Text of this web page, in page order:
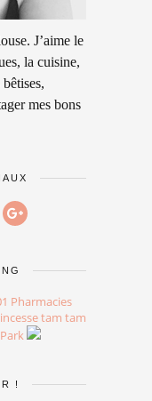
J’aime le
la cuisine,
mes bons
Pharmacies
tam tam
!